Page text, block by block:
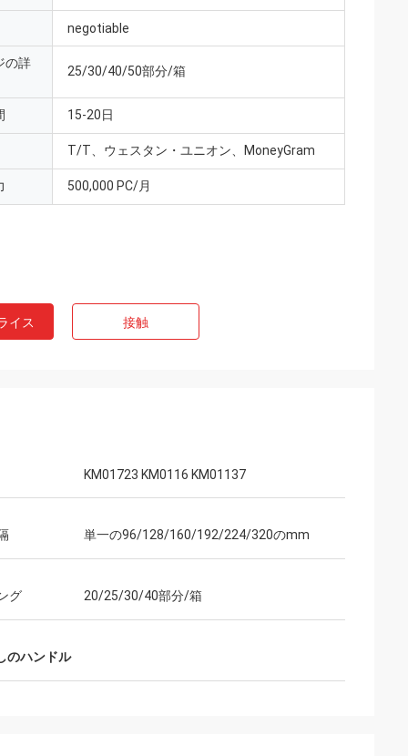
negotiable
の詳
25/30/40/50部分/箱
15-20日
T/T、ウェスタン・ユニオン、MoneyGram
500,000 PC/月
イス 接触
KM01723 KM0116 KM01137
単一の96/128/160/192/224/320のmm
グ 20/25/30/40部分/箱
のハンドル